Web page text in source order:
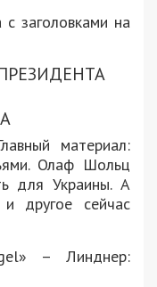
заголовками на
материал:
Олаф Шольц
для Украины. А
другое сейчас
– Линднер: